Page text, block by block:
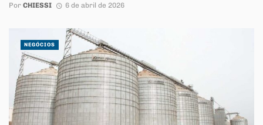
Por CHIESSI 6 de abril de 2026
NEGÓCIOS